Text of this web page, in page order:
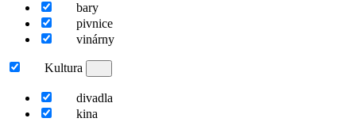
bary
pivnice
vinárny
Kultura
divadla
kina